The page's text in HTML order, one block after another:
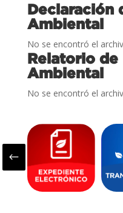
Declaración
Ambiental
No se encontró el
Relatorio de
Ambiental
No se encontró el
#